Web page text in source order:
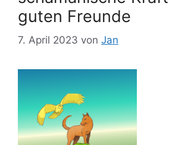
guten Freunde
7. April 2023 von Jan